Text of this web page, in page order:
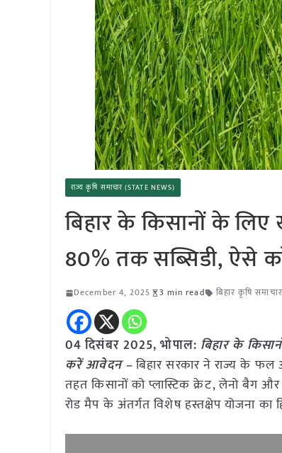
राज्य कृषि समाचार (STATE NEWS)
बिहार के किसानों के
80% तक सब्सिडी, ऐसे
December 4, 2025 3 min read बिहार कृषि समाचार
04 दिसंबर 2025, भोपाल: बिहार के
करें आवेदन –बिहार सरकार ने राज्य के फल
तहत किसानों को प्लास्टिक क्रेट, लेनो बैग
रोड मैप के अंतर्गत विशेष हस्तक्षेप योजना का